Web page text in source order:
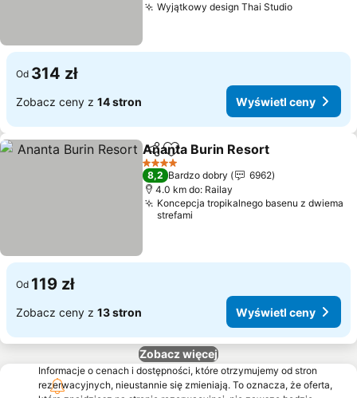
Wyjątkowy design Thai StudioWyświetl
Od 314 zł
Zobacz ceny z 14 stron Wyświetl ceny
Udostępnij
Dodaj do ulubionych
Ananta Burin Resort
4 Kategoria
8,2 Bardzo dobry
6962
4.0 km do: Railay
Koncepcja tropikalnego basenu z dwiema
strefami
Od 119 zł
Zobacz ceny z 13 stron Wyświetl ceny
Zobacz więcej
Informacje o cenach i dostępności, które otrzymujemy od stron
rezerwacyjnych, nieustannie się zmieniają. To oznacza, że oferta,